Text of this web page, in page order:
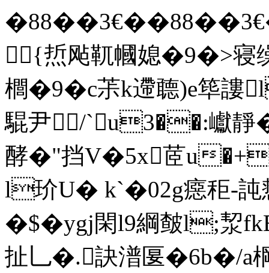
�88��3€�
{焎飐靰幗媳�9�>寝
櫚�9�c茮k遰聼)e筚
騉尹/`u3��:巘靜
酵�"挡V�5x茝u�+
l玠U� k`�02g癋秬-訰
�$�ygj閑l9綱皶l;洯
扯乚�.訣潽匽�6b�/a